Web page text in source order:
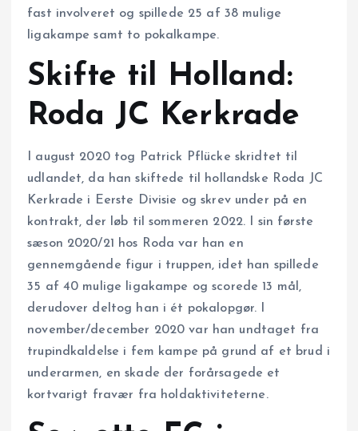
fast involveret og spillede 25 af 38 mulige
ligakampe samt to pokalkampe.
Skifte til Holland:
Roda JC Kerkrade
I august 2020 tog Patrick Pflücke skridtet til
udlandet, da han skiftede til hollandske Roda JC
Kerkrade i Eerste Divisie og skrev under på en
kontrakt, der løb til sommeren 2022. I sin første
sæson 2020/21 hos Roda var han en
gennemgående figur i truppen, idet han spillede
35 af 40 mulige ligakampe og scorede 13 mål,
derudover deltog han i ét pokalopgør. I
november/december 2020 var han undtaget fra
trupindkaldelse i fem kampe på grund af et brud i
underarmen, en skade der forårsagede et
kortvarigt fravær fra holdaktiviteterne.